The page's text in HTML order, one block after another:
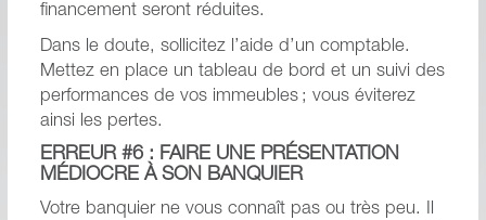
financement seront réduites.
Dans le doute, sollicitez l’aide d’un comptable.
Mettez en place un tableau de bord et un suivi des
performances de vos immeubles ; vous éviterez
ainsi les pertes.
ERREUR #6 : FAIRE UNE PRÉSENTATION
MÉDIOCRE À SON BANQUIER
Votre banquier ne vous connaît pas ou très peu. Il